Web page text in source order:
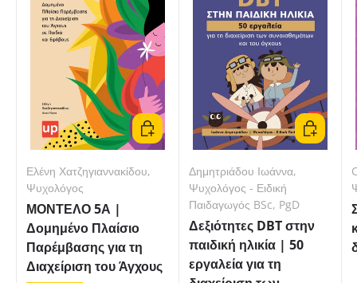
Ελένη Χατζηγιαννακίδου,
Ψυχολόγος
ΜΟΝΤΕΛΟ 5Α |
Δομημένο Πλαίσιο
Παρέμβασης για τη
Διαχείριση του Άγχους
Επιλέξτε μορφή
Δημητριάδου Ιωάννα,
Ψυχολόγος - Ειδική
Παιδαγωγός BSc, PgD
Δεξιότητες DBT στην
παιδική ηλικία | 50
εργαλεία για τη
Επιλέξτε